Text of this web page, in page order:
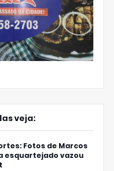
veja:
Fotos de Marcos
esquartejado vazou